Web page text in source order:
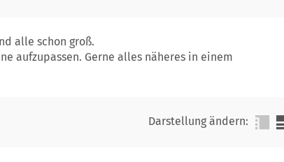
alle schon groß.
aufzupassen. Gerne alles näheres in einem
Darstellung ändern: